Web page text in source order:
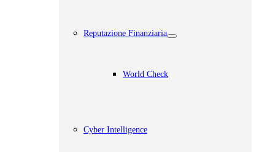
Reputazione Finanziaria
World Check
Cyber Intelligence